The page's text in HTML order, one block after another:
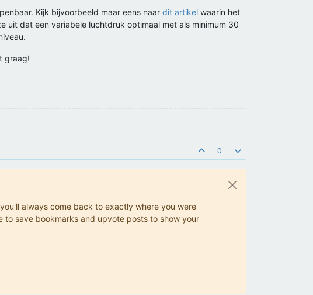
Kijk bijvoorbeeld maar eens naar dit artikel waarin het
dat een variabele luchtdruk optimaal met als minimum 30
graag!
0
always come back to exactly where you were
to save bookmarks and upvote posts to show your